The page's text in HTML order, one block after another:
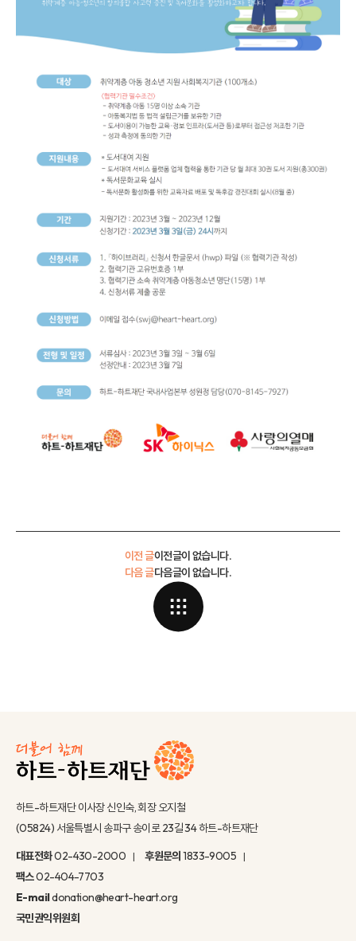
이전 글이전글이 없습니다.
다음글이 없습니다.
다음 글
하트-하트재단 이사장 신인숙, 회장 오지철
(05824) 서울특별시 송파구 송이로 23길 34 하트-하트재단
대표전화02-430-2000 후원문의1833-9005
팩스02-404-7703
E-maildonation@heart-heart.org
국민권익위원회